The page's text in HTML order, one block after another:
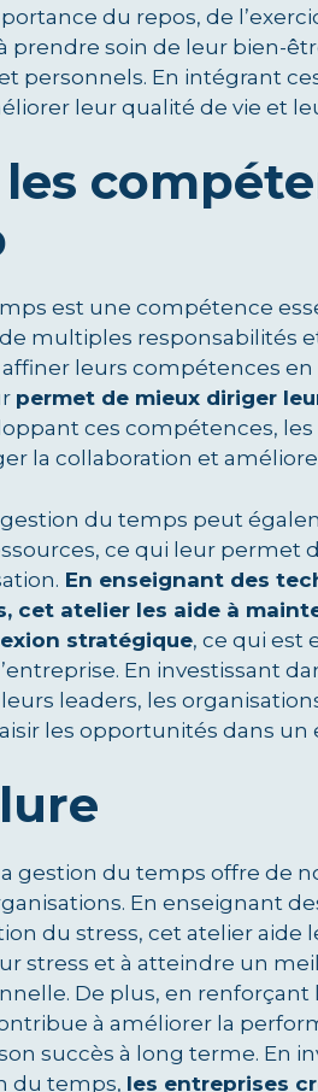
du repos, de
prendre soin de leur bien-
personnels. En intégrant
leur qualité de vie et
est une compétence
multiples responsabilités
leurs compétences
permet de mieux diriger
ces compétences,
la collaboration et
du temps peut
ce qui leur permet
En enseignant des
cet atelier les aide à
stratégique, ce qui est
En investissant
leaders, les
les opportunités dans
gestion du temps offre de
En enseignant
du stress, cet atelier aide
stress et à atteindre un
De plus, en
à améliorer la
succès à long terme. En
du temps, les entreprises